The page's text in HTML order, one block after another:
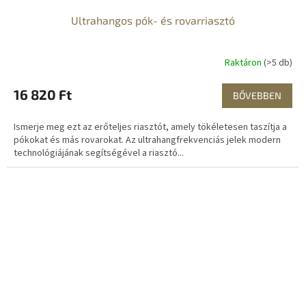
Ultrahangos pók- és rovarriasztó
Raktáron (>5 db)
16 820 Ft BŐVEBBEN
Ismerje meg ezt az erőteljes riasztót, amely tökéletesen taszítja a
pókokat és más rovarokat. Az ultrahangfrekvenciás jelek modern
technológiájának segítségével a riasztó...